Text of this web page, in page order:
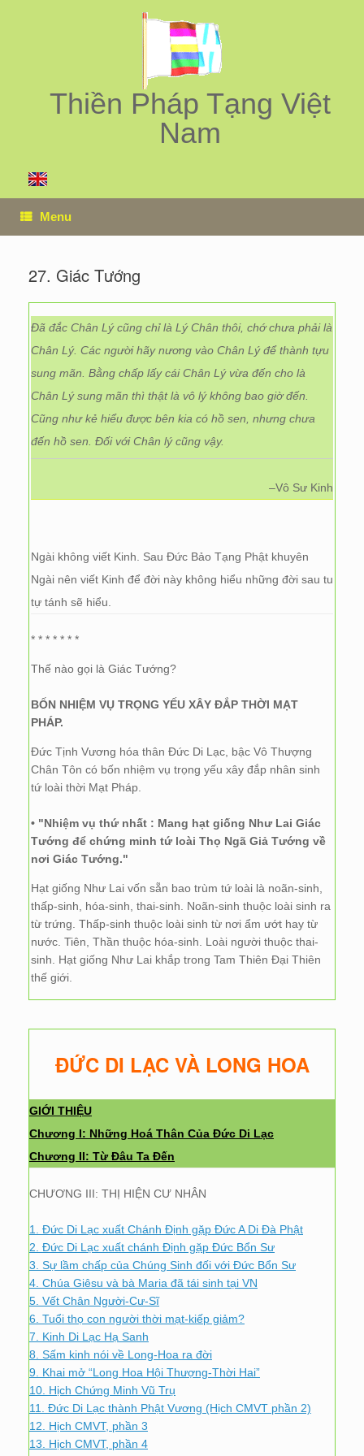
Thiền Pháp Tạng Việt
Nam
Menu
27. Giác Tướng
Đã đắc Chân Lý cũng chỉ là Lý Chân thôi, chớ chưa phải là
Chân Lý. Các người hãy nương vào Chân Lý để thành tựu
sung mãn. Bằng chấp lấy cái Chân Lý vừa đến cho là
Chân Lý sung mãn thì thật là vô lý không bao giờ đến.
Cũng như kẻ hiểu được bên kia có hồ sen, nhưng chưa
đến hồ sen. Đối với Chân lý cũng vậy.
–Vô Sư Kinh
Ngài không viết Kinh. Sau Đức Bảo Tạng Phật khuyên
Ngài nên viết Kinh để đời này không hiểu những đời sau tu
tự tánh sẽ hiểu.
* * * * * * *
Thế nào gọi là Giác Tướng?
BỐN NHIỆM VỤ TRỌNG YẾU XÂY ĐẮP THỜI MẠT
PHÁP.
Đức Tịnh Vương hóa thân Đức Di Lạc, bậc Vô Thượng
Chân Tôn có bốn nhiệm vụ trọng yếu xây đắp nhân sinh
tứ loài thời Mạt Pháp.
• "Nhiệm vụ thứ nhất : Mang hạt giống Như Lai Giác
Tướng để chứng minh tứ loài Thọ Ngã Giả Tướng về
nơi Giác Tướng."
Hạt giống Như Lai vốn sẵn bao trùm tứ loài là noãn-sinh,
thấp-sinh, hóa-sinh, thai-sinh. Noãn-sinh thuộc loài sinh ra
từ trứng. Thấp-sinh thuộc loài sinh từ nơi ẩm ướt hay từ
nước. Tiên, Thần thuộc hóa-sinh. Loài người thuộc thai-
sinh. Hạt giống Như Lai khắp trong Tam Thiên Đại Thiên
thế giới.
ĐỨC DI LẠC VÀ LONG HOA
GIỚI THIỆU
Chương I: Những Hoá Thân Của Đức Di Lạc
Chương II: Từ Đâu Ta Đến
CHƯƠNG III: THỊ HIỆN CƯ NHÂN
1. Đức Di Lạc xuất Chánh Định gặp Đức A Di Đà Phật
2. Đức Di Lạc xuất chánh Định gặp Đức Bổn Sư
3. Sự lầm chấp của Chúng Sinh đối với Đức Bổn Sư
4. Chúa Giêsu và bà Maria đã tái sinh tại VN
5. Vết Chân Người-Cư-Sĩ
6. Tuổi thọ con người thời mạt-kiếp giảm?
7. Kinh Di Lạc Hạ Sanh
8. Sấm kinh nói về Long-Hoa ra đời
9. Khai mở “Long Hoa Hội Thượng-Thời Hai”
10. Hịch Chứng Minh Vũ Trụ
11. Đức Di Lạc thành Phật Vương (Hịch CMVT phần 2)
12. Hịch CMVT, phần 3
13. Hịch CMVT, phần 4